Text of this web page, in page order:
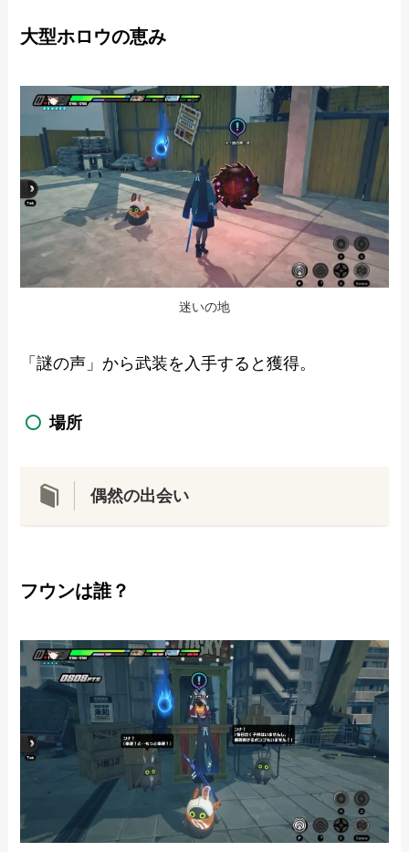
大型ホロウの恵み
迷いの地
「謎の声」から武装を入手すると獲得。
場所
偶然の出会い
フウンは誰？